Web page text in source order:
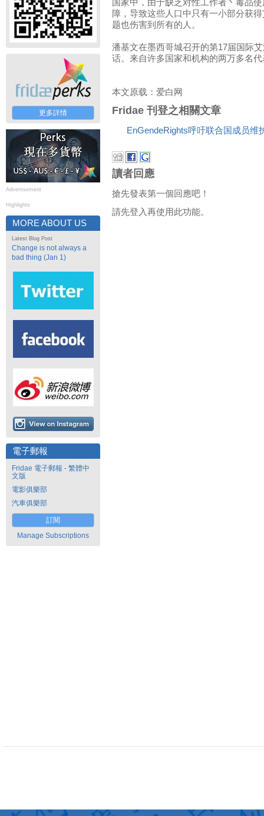
更多詳情
Advertisement
Highlights
MORE ABOUT US
Latest Blog Post
Change is not always a
bad thing (Jan 1)
電子郵報
Fridae 電子郵報 - 繁體中
文版
電影俱樂部
汽車俱樂部
訂閱
Manage Subscriptions
国家中，由于缺乏对性工作者丶毒品
障，导致这些人口中只有一小部分获
题也伤害到所有的人。
潘基文在墨西哥城召开的第17届国际
话。来自许多国家和机构的两万多名
本文原载：爱白网
Fridae 刊登之相關文章
EnGendeRights呼吁联合国成员维
讀者回應
搶先發表第一個回應吧！
請先登入再使用此功能。